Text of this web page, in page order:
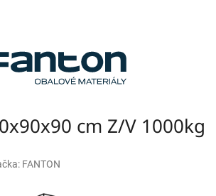
cm Z/V 1000kg
FANTON